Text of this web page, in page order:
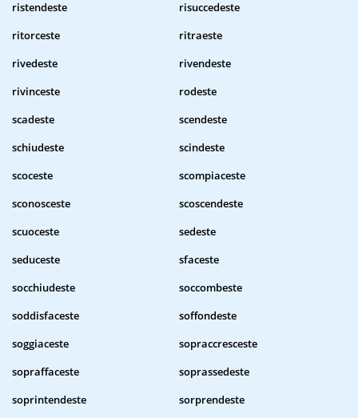
ristendeste
risuccedeste
ritorceste
ritraeste
rivedeste
rivendeste
rivinceste
rodeste
scadeste
scendeste
schiudeste
scindeste
scoceste
scompiaceste
sconosceste
scoscendeste
scuoceste
sedeste
seduceste
sfaceste
socchiudeste
soccombeste
soddisfaceste
soffondeste
soggiaceste
sopraccresceste
sopraffaceste
soprassedeste
soprintendeste
sorprendeste